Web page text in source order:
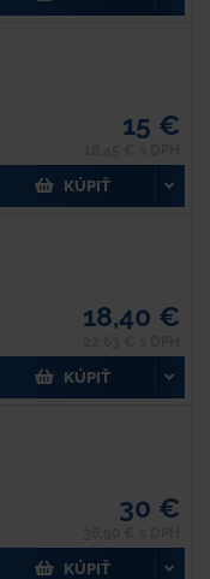
15 €
KÚPIŤ
18,40 €
KÚPIŤ
30 €
KÚPIŤ